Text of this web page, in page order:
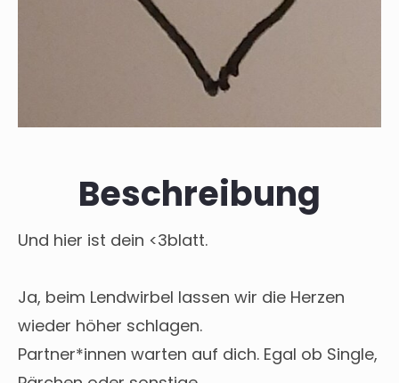
Beschreibung
Und hier ist dein <3blatt.
Ja, beim Lendwirbel lassen wir die Herzen
wieder höher schlagen.
Partner*innen warten auf dich. Egal ob Single,